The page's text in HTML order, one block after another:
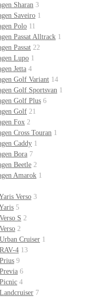
Sharan 3
Saveiro 1
Polo 11
Passat Alltrack 1
Passat 22
Lupo 1
Jetta 4
Golf Variant 14
Golf Sportsvan 1
Golf Plus 6
Golf 21
Fox 2
Cross Touran 1
Caddy 1
Bora 7
Beetle 2
Amarok 1
Verso 3
5
S 2
2
Cruiser 1
4 13
9
6
4
7